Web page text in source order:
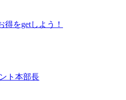
をgetしよう！
ト本部長